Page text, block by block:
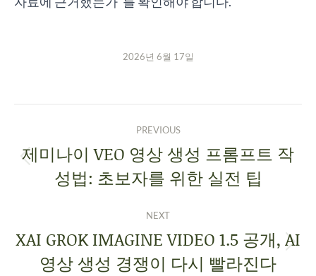
2026년 6월 17일
PREVIOUS
제미나이 VEO 영상 생성 프롬프트 작
성법: 초보자를 위한 실전 팁
NEXT
XAI GROK IMAGINE VIDEO 1.5 공개, AI
영상 생성 경쟁이 다시 빨라진다